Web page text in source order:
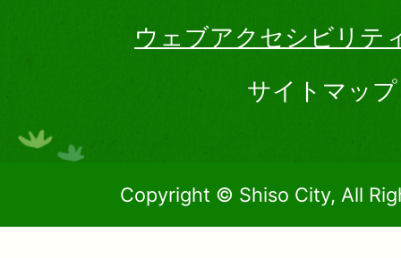
ウェブアクセシビリテ
サイトマップ
Copyright © Shiso City, All